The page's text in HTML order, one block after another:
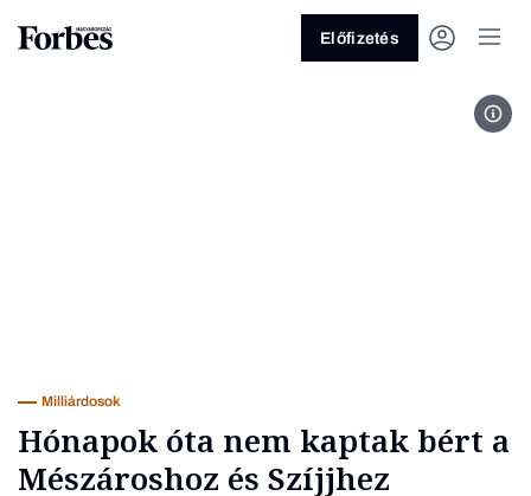
Üzlet
Előfizetés
NK
Milliárdosok
Hónapok óta nem kaptak bért a
Mészároshoz és Szíjjhez